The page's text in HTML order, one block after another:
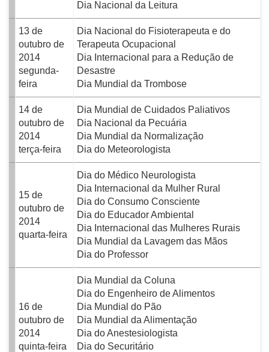
Dia Nacional da Leitura
13 de
outubro de
2014
segunda-
feira
Dia Nacional do Fisioterapeuta e do
Terapeuta Ocupacional
Dia Internacional para a Redução de
Desastre
Dia Mundial da Trombose
14 de
outubro de
2014
terça-feira
Dia Mundial de Cuidados Paliativos
Dia Nacional da Pecuária
Dia Mundial da Normalização
Dia do Meteorologista
15 de
outubro de
2014
quarta-feira
Dia do Médico Neurologista
Dia Internacional da Mulher Rural
Dia do Consumo Consciente
Dia do Educador Ambiental
Dia Internacional das Mulheres Rurais
Dia Mundial da Lavagem das Mãos
Dia do Professor
16 de
outubro de
2014
quinta-feira
Dia Mundial da Coluna
Dia do Engenheiro de Alimentos
Dia Mundial do Pão
Dia Mundial da Alimentação
Dia do Anestesiologista
Dia do Securitário